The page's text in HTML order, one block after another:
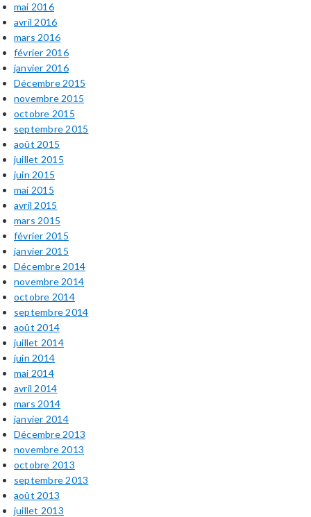
mai 2016
avril 2016
mars 2016
février 2016
janvier 2016
Décembre 2015
novembre 2015
octobre 2015
septembre 2015
août 2015
juillet 2015
juin 2015
mai 2015
avril 2015
mars 2015
février 2015
janvier 2015
Décembre 2014
novembre 2014
octobre 2014
septembre 2014
août 2014
juillet 2014
juin 2014
mai 2014
avril 2014
mars 2014
janvier 2014
Décembre 2013
novembre 2013
octobre 2013
septembre 2013
août 2013
juillet 2013